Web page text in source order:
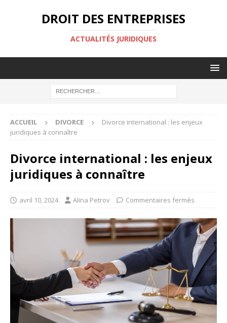
DROIT DES ENTREPRISES
ACTUALITÉS JURIDIQUES
ACCUEIL DIVORCE
Divorce international : les enjeux
juridiques à connaître
Divorce international : les enjeux
juridiques à connaître
avril 10, 2024 Alina Petrov Commentaires fermés